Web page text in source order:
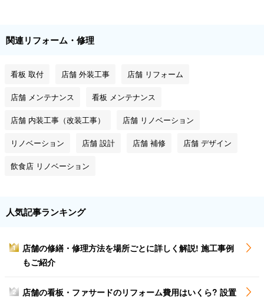
関連リフォーム・修理
看板 取付 店舗 外装工事 店舗 リフォーム
店舗 メンテナンス 看板 メンテナンス
店舗 内装工事（改装工事） 店舗 リノベーション
リノベーション 店舗 設計 店舗 補修 店舗 デザイン
飲食店 リノベーション
人気記事ランキング
1
店舗の修繕・修理方法を場所ごとに詳しく解説! 施工事例
もご紹介
2
店舗の看板・ファサードのリフォーム費用はいくら? 設置